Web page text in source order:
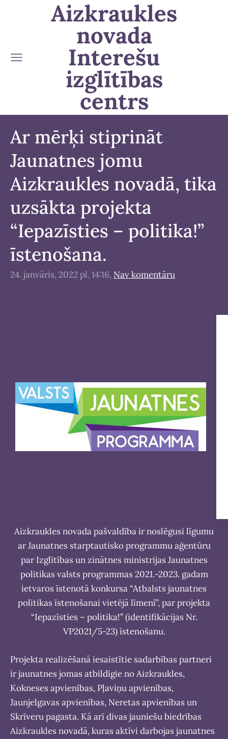
Aizkraukles
novada
Interešu
izglītības
centrs
Ar mērķi stiprināt
Jaunatnes jomu
Aizkraukles novadā, tika
uzsākta projekta
“Iepazīsties – politika!”
īstenošana.
24. janvāris, 2022 pl. 14:16, Nav komentāru
Aizkraukles novada pašvaldība ir noslēgusi līgumu
ar Jaunatnes starptautisko programmu aģentūru
par Izglītības un zinātnes ministrijas Jaunatnes
politikas valsts programmas 2021.-2023. gadam
ietvaros īstenotā konkursa “Atbalsts jaunatnes
politikas īstenošanai vietējā līmenī”, par projekta
“Iepazīsties – politika!” (identifikācijas Nr.
VP2021/5-23) īstenošanu.
Projekta realizēšanā iesaistītie sadarbības partneri
ir jaunatnes jomas atbildīgie no Aizkraukles,
Kokneses apvienības, Pļaviņu apvienības,
Jaunjelgavas apvienības, Neretas apvienības un
Skrīveru pagasta. Kā arī divas jauniešu biedrības
Aizkraukles novadā, kuras aktīvi darbojas jaunatnes